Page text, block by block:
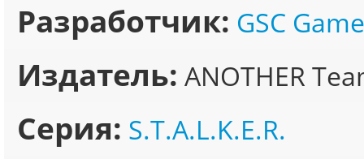
Разработчик: GSC
Издатель: ANOTHER
Серия: S.T.A.L.K.E.R.